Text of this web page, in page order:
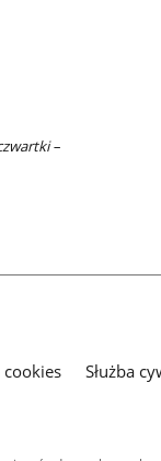
–
Służba